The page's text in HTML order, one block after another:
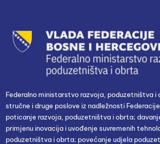
Federalno ministarstvo razvoja, poduzetništva i
stručne i druge poslove iz nadležnosti
poticanje razvoja, poduzetništva i obrta;
primjenu inovacija i uvođenje suvremenih
poduzetništva i obrta; povećanje udjela